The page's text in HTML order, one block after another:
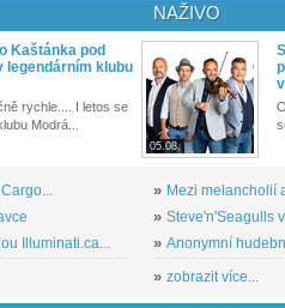
Kaštánka pod
legendárním klubu
rychle.... I letos se
Modrá...
Illuminati.ca...
NAŽIVO
05.08.
» Mezi melancholií
» Steve'n'Seagulls
» Anonymní
» zobrazit více...